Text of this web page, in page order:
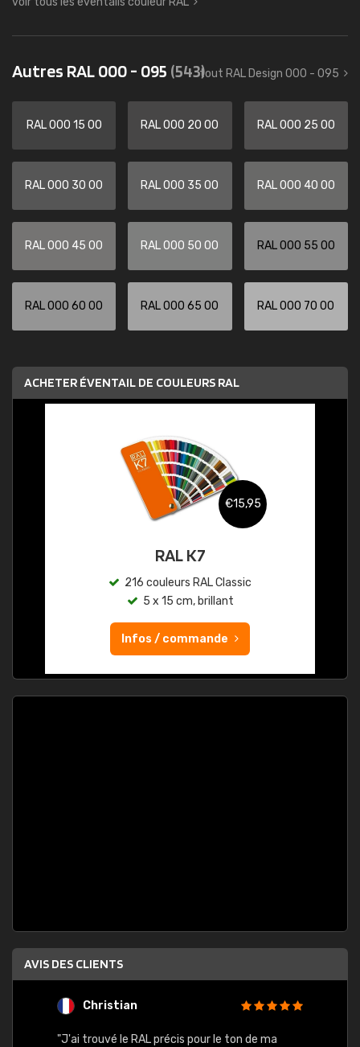
Autres RAL 000 - 095 (543)tout RAL Design 000 - 095
RAL 000 15 00 RAL 000 20 00 RAL 000 25 00
RAL 000 30 00 RAL 000 35 00 RAL 000 40 00
RAL 000 45 00 RAL 000 50 00 RAL 000 55 00
RAL 000 60 00 RAL 000 65 00 RAL 000 70 00
ACHETER ÉVENTAIL DE COULEURS RAL
€15,95
RAL K7
216 couleurs RAL Classic
5 x 15 cm, brillant
Infos / commande
AVIS DES CLIENTS
Christian
"J'ai trouvé le RAL précis pour le ton de ma